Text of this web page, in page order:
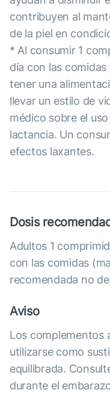
contribuyen al
de la piel en
* Al consumir 1
día con las
tener una
llevar un estilo de
médico sobre el
lactancia. Un
efectos laxantes.
Dosis
Adultos 1
con las comidas
recomendada no
Aviso
Los complementos
utilizarse como
equilibrada.
durante el